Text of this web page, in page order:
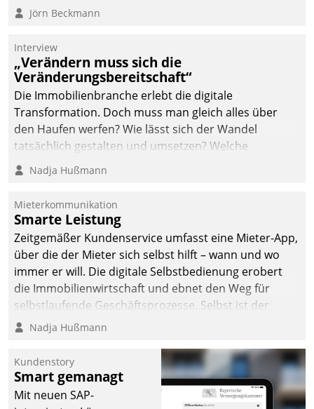
Jörn Beckmann
Interview
„Verändern muss sich die
Veränderungsbereitschaft“
Die Immobilienbranche erlebt die digitale
Transformation. Doch muss man gleich alles über
den Haufen werfen? Wie lässt sich der Wandel
tatsächlich gestalten und umsetzen? Welche
Argumente zählen wirklich?
Nadja Hußmann
Mieterkommunikation
Smarte Leistung
Zeitgemäßer Kundenservice umfasst eine Mieter-App,
über die der Mieter sich selbst hilft – wann und wo
immer er will. Die digitale Selbstbedienung erobert
die Immobilienwirtschaft und ebnet den Weg für
selbstlaufende Geschäftsprozesse. Selbst ist der
Kunde und smart der Serviceanbieter.
Nadja Hußmann
Kundenstory
Smart gemanagt
Mit neuen SAP-